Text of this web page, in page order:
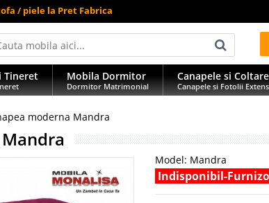
/ piele la Pret Fabrica
Tineret Mobila Dormitor
Dormitor Matrimonial
Canapele si Coltare
Canapele si Fotolii
moderna Mandra
Model: Mandra
Indisponibil-